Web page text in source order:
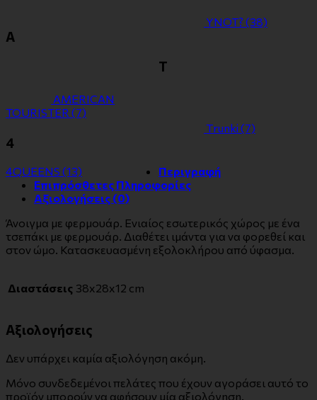
YNOT? (38)
Α
ΑMERICAN
TOURISTER (7)
Τ
Τrunki (7)
4
4QUEENS (13)
Περιγραφή
Επιπρόσθετες Πληροφορίες
Αξιολογήσεις (0)
Άνοιγμα με φερμουάρ. Ενιαίος εσωτερικός χώρος με ένα
τσεπάκι με φερμουάρ. Διαθέτει ιμάντα για να φορεθεί και
στον ώμο. Κατασκευασμένη εξολοκλήρου από ύφασμα.
Διαστάσεις 38x28x12 cm
Αξιολογήσεις
Δεν υπάρχει καμία αξιολόγηση ακόμη.
Μόνο συνδεδεμένοι πελάτες που έχουν αγοράσει αυτό το
προϊόν μπορούν να αφήσουν μία αξιολόγηση.